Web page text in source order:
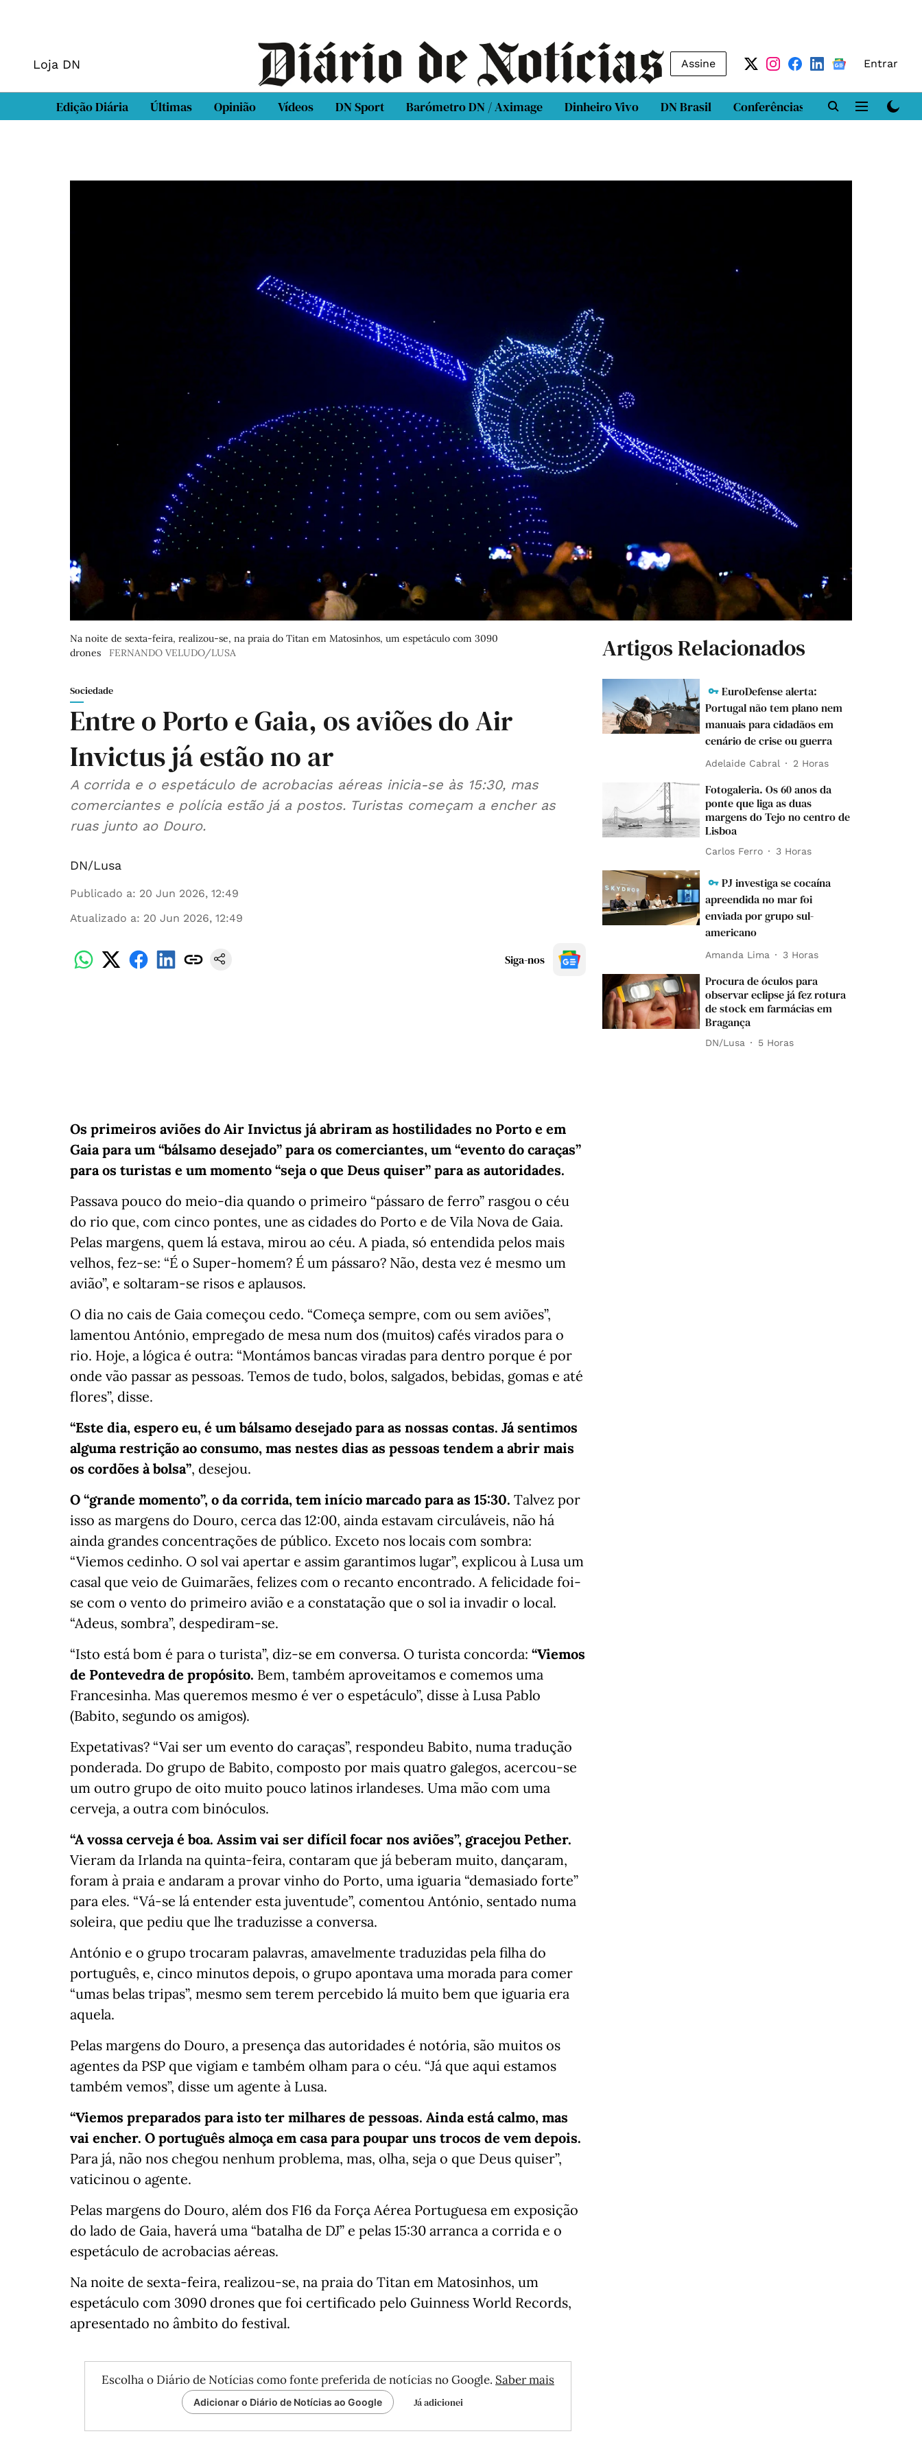
Loja DN Assine Entrar
Edição Diária Últimas Opinião Vídeos DN Sport Barómetro DN / Aximage Dinheiro Vivo DN Brasil Conferências DN LAB
Na noite de sexta-feira, realizou-se, na praia do Titan em Matosinhos, um espetáculo com 3090
drones
FERNANDO VELUDO/LUSA
Sociedade
Entre o Porto e Gaia, os aviões do Air
Invictus já estão no ar
A corrida e o espetáculo de acrobacias aéreas inicia-se às 15:30, mas
comerciantes e polícia estão já a postos. Turistas começam a encher as
ruas junto ao Douro.
DN/Lusa
Publicado a: 20 Jun 2026, 12:49
Atualizado a: 20 Jun 2026, 12:49
Siga-nos
Os primeiros aviões do Air Invictus já abriram as hostilidades no Porto e em
Gaia para um “bálsamo desejado” para os comerciantes, um “evento do caraças”
para os turistas e um momento “seja o que Deus quiser” para as autoridades.
Passava pouco do meio-dia quando o primeiro “pássaro de ferro” rasgou o céu
do rio que, com cinco pontes, une as cidades do Porto e de Vila Nova de Gaia.
Pelas margens, quem lá estava, mirou ao céu. A piada, só entendida pelos mais
velhos, fez-se: “É o Super-homem? É um pássaro? Não, desta vez é mesmo um
avião”, e soltaram-se risos e aplausos.
O dia no cais de Gaia começou cedo. “Começa sempre, com ou sem aviões”,
lamentou António, empregado de mesa num dos (muitos) cafés virados para o
rio. Hoje, a lógica é outra: “Montámos bancas viradas para dentro porque é por
onde vão passar as pessoas. Temos de tudo, bolos, salgados, bebidas, gomas e até
flores”, disse.
“Este dia, espero eu, é um bálsamo desejado para as nossas contas. Já sentimos
alguma restrição ao consumo, mas nestes dias as pessoas tendem a abrir mais
os cordões à bolsa”, desejou.
O “grande momento”, o da corrida, tem início marcado para as 15:30. Talvez por
isso as margens do Douro, cerca das 12:00, ainda estavam circuláveis, não há
ainda grandes concentrações de público. Exceto nos locais com sombra:
“Viemos cedinho. O sol vai apertar e assim garantimos lugar”, explicou à Lusa um
casal que veio de Guimarães, felizes com o recanto encontrado. A felicidade foi-
se com o vento do primeiro avião e a constatação que o sol ia invadir o local.
“Adeus, sombra”, despediram-se.
“Isto está bom é para o turista”, diz-se em conversa. O turista concorda: “Viemos
de Pontevedra de propósito. Bem, também aproveitamos e comemos uma
Francesinha. Mas queremos mesmo é ver o espetáculo”, disse à Lusa Pablo
(Babito, segundo os amigos).
Expetativas? “Vai ser um evento do caraças”, respondeu Babito, numa tradução
ponderada. Do grupo de Babito, composto por mais quatro galegos, acercou-se
um outro grupo de oito muito pouco latinos irlandeses. Uma mão com uma
cerveja, a outra com binóculos.
“A vossa cerveja é boa. Assim vai ser difícil focar nos aviões”, gracejou Pether.
Vieram da Irlanda na quinta-feira, contaram que já beberam muito, dançaram,
foram à praia e andaram a provar vinho do Porto, uma iguaria “demasiado forte”
para eles. “Vá-se lá entender esta juventude”, comentou António, sentado numa
soleira, que pediu que lhe traduzisse a conversa.
António e o grupo trocaram palavras, amavelmente traduzidas pela filha do
português, e, cinco minutos depois, o grupo apontava uma morada para comer
“umas belas tripas”, mesmo sem terem percebido lá muito bem que iguaria era
aquela.
Pelas margens do Douro, a presença das autoridades é notória, são muitos os
agentes da PSP que vigiam e também olham para o céu. “Já que aqui estamos
também vemos”, disse um agente à Lusa.
“Viemos preparados para isto ter milhares de pessoas. Ainda está calmo, mas
vai encher. O português almoça em casa para poupar uns trocos de vem depois.
Para já, não nos chegou nenhum problema, mas, olha, seja o que Deus quiser”,
vaticinou o agente.
Pelas margens do Douro, além dos F16 da Força Aérea Portuguesa em exposição
do lado de Gaia, haverá uma “batalha de DJ” e pelas 15:30 arranca a corrida e o
espetáculo de acrobacias aéreas.
Na noite de sexta-feira, realizou-se, na praia do Titan em Matosinhos, um
espetáculo com 3090 drones que foi certificado pelo Guinness World Records,
apresentado no âmbito do festival.
Escolha o Diário de Notícias como fonte preferida de notícias no Google. Saber mais
Adicionar o Diário de Notícias ao Google Já adicionei
Artigos Relacionados
EuroDefense alerta:
Portugal não tem plano nem
manuais para cidadãos em
cenário de crise ou guerra
Adelaide Cabral 2 Horas
Fotogaleria. Os 60 anos da
ponte que liga as duas
margens do Tejo no centro de
Lisboa
Carlos Ferro 3 Horas
PJ investiga se cocaína
apreendida no mar foi
enviada por grupo sul-
americano
Amanda Lima 3 Horas
Procura de óculos para
observar eclipse já fez rotura
de stock em farmácias em
Bragança
DN/Lusa 5 Horas